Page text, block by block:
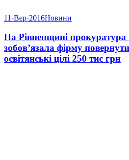
11-Вер-2016Новини
На Рівненщині прокуратура
зобов’язала фірму
освітянські цілі 250 тис грн